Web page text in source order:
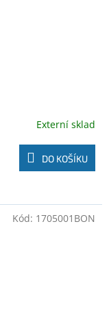
Externí sklad
DO KOŠÍKU
Kód: 1705001BON